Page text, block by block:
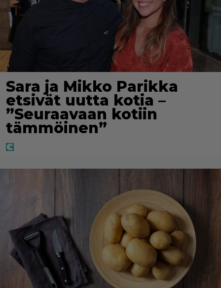
Sara ja Mikko Parikka
etsivät uutta kotia –
”Seuraavaan kotiin
tämmöinen”